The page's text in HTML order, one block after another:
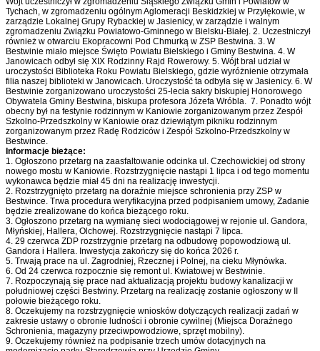
Tychach, w zgromadzeniu ogólnym Aglomeracji Beskidzkiej w Przyłękowie, w
zarządzie Lokalnej Grupy Rybackiej w Jasienicy, w zarządzie i walnym
zgromadzeniu Związku Powiatowo-Gminnego w Bielsku-Białej. 2. Uczestniczył
również w otwarciu Ekopracowni Pod Chmurką w ZSP Bestwina. 3. W
Bestwinie miało miejsce Święto Powiatu Bielskiego i Gminy Bestwina. 4. W
Janowicach odbył się XIX Rodzinny Rajd Rowerowy. 5. Wójt brał udział w
uroczystości Biblioteka Roku Powiatu Bielskiego, gdzie wyróżnienie otrzymała
filia naszej biblioteki w Janowicach. Uroczystość ta odbyła się w Jasienicy. 6. W
Bestwinie zorganizowano uroczystości 25-lecia sakry biskupiej Honorowego
Obywatela Gminy Bestwina, biskupa profesora Józefa Wróbla. 7. Ponadto wójt
obecny był na festynie rodzinnym w Kaniowie zorganizowanym przez Zespół
Szkolno-Przedszkolny w Kaniowie oraz dziewiątym pikniku rodzinnym
zorganizowanym przez Radę Rodziców i Zespół Szkolno-Przedszkolny w
Bestwince.
Informacje bieżące:
1. Ogłoszono przetarg na zaasfaltowanie odcinka ul. Czechowickiej od strony
nowego mostu w Kaniowie. Rozstrzygnięcie nastąpi 1 lipca i od tego momentu
wykonawca będzie miał 45 dni na realizację inwestycji.
2. Rozstrzygnięto przetarg na doraźnie miejsce schronienia przy ZSP w
Bestwince. Trwa procedura weryfikacyjna przed podpisaniem umowy, Zadanie
będzie zrealizowane do końca bieżącego roku.
3. Ogłoszono przetarg na wymianę sieci wodociągowej w rejonie ul. Gandora,
Młyńskiej, Hallera, Olchowej. Rozstrzygnięcie nastąpi 7 lipca.
4. 29 czerwca ZDP rozstrzygnie przetarg na odbudowę popowodziową ul.
Gandora i Hallera. Inwestycja zakończy się do końca 2026 r.
5. Trwają prace na ul. Zagrodniej, Rzecznej i Polnej, na cieku Młynówka.
6. Od 24 czerwca rozpocznie się remont ul. Kwiatowej w Bestwinie.
7. Rozpoczynają się prace nad aktualizacją projektu budowy kanalizacji w
południowej części Bestwiny. Przetarg na realizację zostanie ogłoszony w II
połowie bieżącego roku.
8. Oczekujemy na rozstrzygnięcie wniosków dotyczących realizacji zadań w
zakresie ustawy o obronie ludności i obronie cywilnej (Miejsca Doraźnego
Schronienia, magazyny przeciwpowodziowe, sprzęt mobilny).
9. Oczekujemy również na podpisanie trzech umów dotacyjnych na